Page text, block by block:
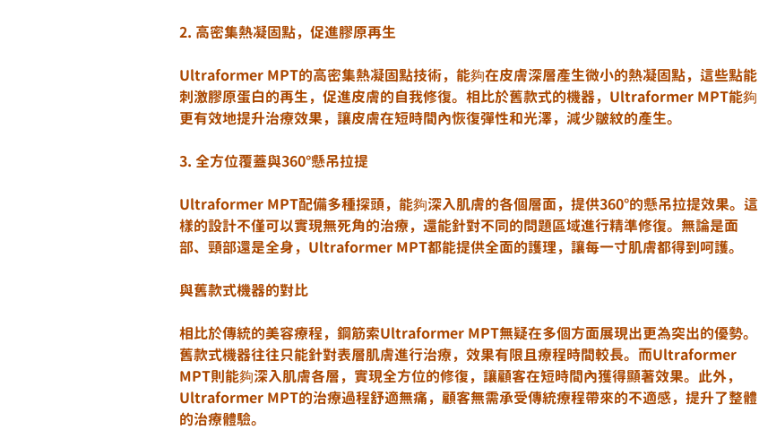
2. 高密集熱凝固點，促進膠原再生
Ultraformer MPT的高密集熱凝固點技術，能夠在皮膚深層產生微小的熱凝固點，這些點能
刺激膠原蛋白的再生，促進皮膚的自我修復。相比於舊款式的機器，Ultraformer MPT能夠
更有效地提升治療效果，讓皮膚在短時間內恢復彈性和光澤，減少皺紋的產生。
3. 全方位覆蓋與360°懸吊拉提
Ultraformer MPT配備多種探頭，能夠深入肌膚的各個層面，提供360°的懸吊拉提效果。這
樣的設計不僅可以實現無死角的治療，還能針對不同的問題區域進行精準修復。無論是面
部、頸部還是全身，Ultraformer MPT都能提供全面的護理，讓每一寸肌膚都得到呵護。
與舊款式機器的對比
相比於傳統的美容療程，鋼筋索Ultraformer MPT無疑在多個方面展現出更為突出的優勢。
舊款式機器往往只能針對表層肌膚進行治療，效果有限且療程時間較長。而Ultraformer
MPT則能夠深入肌膚各層，實現全方位的修復，讓顧客在短時間內獲得顯著效果。此外，
Ultraformer MPT的治療過程舒適無痛，顧客無需承受傳統療程帶來的不適感，提升了整體
的治療體驗。